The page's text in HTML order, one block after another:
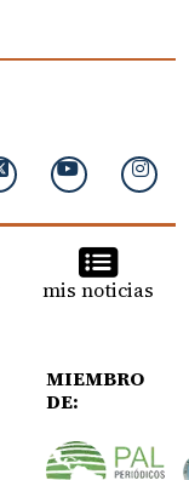
mis noticias
MIEMBRO
DE: